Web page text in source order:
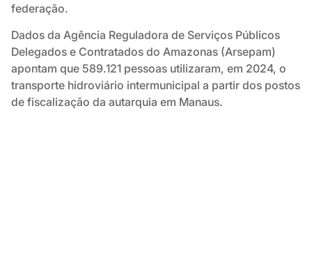
federação.
Dados da Agência Reguladora de Serviços Públicos
Delegados e Contratados do Amazonas (Arsepam)
apontam que 589.121 pessoas utilizaram, em 2024, o
transporte hidroviário intermunicipal a partir dos postos
de fiscalização da autarquia em Manaus.